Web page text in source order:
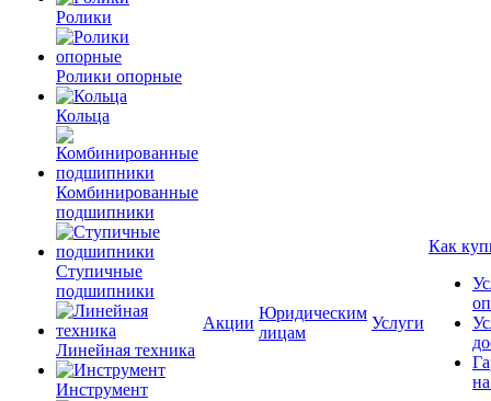
Ролики
Ролики опорные
Кольца
Комбинированные
подшипники
Ступичные
подшипники
Линейная техника
Инструмент
Акции
Юридическим
лицам
Услуги
Как